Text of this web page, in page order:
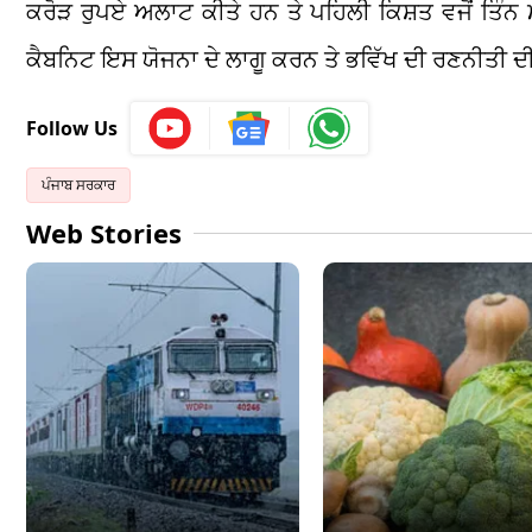
ਕਰੋੜ ਰੁਪਏ ਅਲਾਟ ਕੀਤੇ ਹਨ ਤੇ ਪਹਿਲੀ ਕਿਸ਼ਤ ਵਜੋਂ
ਕੈਬਨਿਟ ਇਸ ਯੋਜਨਾ ਦੇ ਲਾਗੂ ਕਰਨ ਤੇ ਭਵਿੱਖ ਦੀ ਰਣਨੀਤੀ
Follow Us
ਪੰਜਾਬ ਸਰਕਾਰ
Web Stories